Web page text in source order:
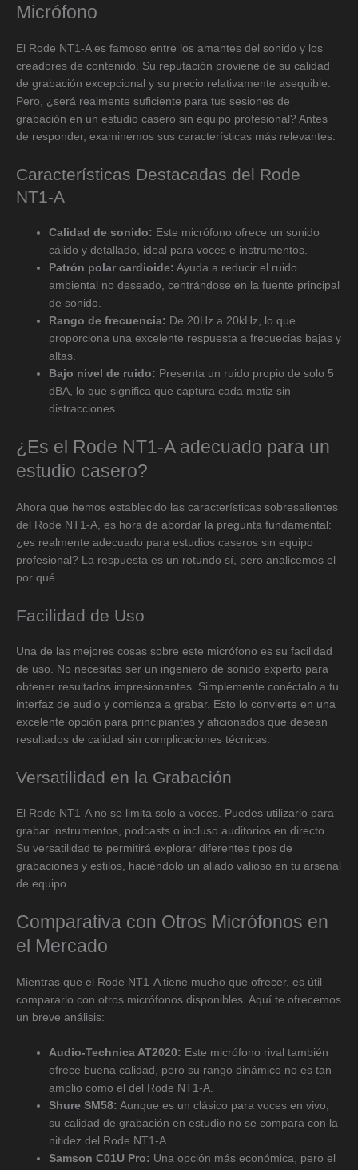
Micrófono
El Rode NT1-A es famoso entre los amantes del sonido y los
creadores de contenido. Su reputación proviene de su calidad
de grabación excepcional y su precio relativamente asequible.
Pero, ¿será realmente suficiente para tus sesiones de
grabación en un estudio casero sin equipo profesional? Antes
de responder, examinemos sus características más relevantes.
Características Destacadas del Rode
NT1-A
Calidad de sonido: Este micrófono ofrece un sonido
cálido y detallado, ideal para voces e instrumentos.
Patrón polar cardioide: Ayuda a reducir el ruido
ambiental no deseado, centrándose en la fuente principal
de sonido.
Rango de frecuencia: De 20Hz a 20kHz, lo que
proporciona una excelente respuesta a frecuecias bajas y
altas.
Bajo nivel de ruido: Presenta un ruido propio de solo 5
dBA, lo que significa que captura cada matiz sin
distracciones.
¿Es el Rode NT1-A adecuado para un
estudio casero?
Ahora que hemos establecido las características sobresalientes
del Rode NT1-A, es hora de abordar la pregunta fundamental:
¿es realmente adecuado para estudios caseros sin equipo
profesional? La respuesta es un rotundo sí, pero analicemos el
por qué.
Facilidad de Uso
Una de las mejores cosas sobre este micrófono es su facilidad
de uso. No necesitas ser un ingeniero de sonido experto para
obtener resultados impresionantes. Simplemente conéctalo a tu
interfaz de audio y comienza a grabar. Esto lo convierte en una
excelente opción para principiantes y aficionados que desean
resultados de calidad sin complicaciones técnicas.
Versatilidad en la Grabación
El Rode NT1-A no se limita solo a voces. Puedes utilizarlo para
grabar instrumentos, podcasts o incluso auditorios en directo.
Su versatilidad te permitirá explorar diferentes tipos de
grabaciones y estilos, haciéndolo un aliado valioso en tu arsenal
de equipo.
Comparativa con Otros Micrófonos en
el Mercado
Mientras que el Rode NT1-A tiene mucho que ofrecer, es útil
compararlo con otros micrófonos disponibles. Aquí te ofrecemos
un breve análisis:
Audio-Technica AT2020: Este micrófono rival también
ofrece buena calidad, pero su rango dinámico no es tan
amplio como el del Rode NT1-A.
Shure SM58: Aunque es un clásico para voces en vivo,
su calidad de grabación en estudio no se compara con la
nitidez del Rode NT1-A.
Samson C01U Pro: Una opción más económica, pero el